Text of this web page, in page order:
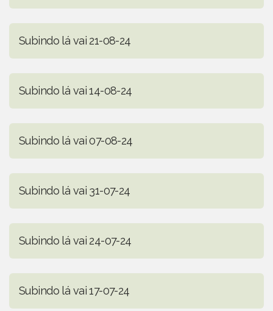
Subindo lá vai 21-08-24
Subindo lá vai 14-08-24
Subindo lá vai 07-08-24
Subindo lá vai 31-07-24
Subindo lá vai 24-07-24
Subindo lá vai 17-07-24